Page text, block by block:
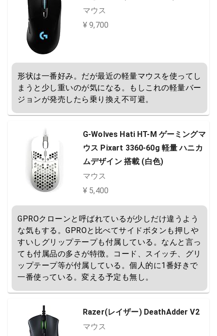
マウス
¥ 9,700
形状は一番好み。だが最近の軽量マウスを使ってし
まうと少し重いのが気になる。もしこれの軽量バー
ジョンが発売したら乗り換え不可避。
G-Wolves Hati HT-M ゲーミングマ
ウス Pixart 3360-60g 軽量 ハニカ
ムデザイン 搭載 (白色)
マウス
¥ 5,400
GPROクローンと呼ばれているが少しだけ違うよう
な気もする。GPROと比べてサイドボタンも押しや
すいしグリップテープも付属している。なんと言っ
ても付属品の多さが特徴。コード、スイッチ、グリ
ップテープ等が付属している。個人的に1番好きで
一番使っている。変える予定も無し。
Razer(レイザー) DeathAdder V2
マウス